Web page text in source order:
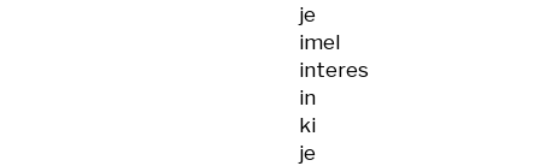
je
imel
interes
in
ki
je